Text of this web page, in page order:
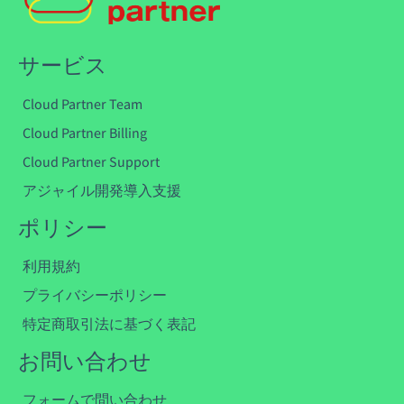
サービス
Cloud Partner Team
Cloud Partner Billing
Cloud Partner Support
アジャイル開発導入支援
ポリシー
利用規約
プライバシーポリシー
特定商取引法に基づく表記
お問い合わせ
フォームで問い合わせ